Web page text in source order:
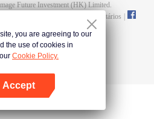
Abra o programa
Future Investment (HK) Limited.
Comentários
you are agreeing to our
the use of cookies in
Cookie Policy.
Accept